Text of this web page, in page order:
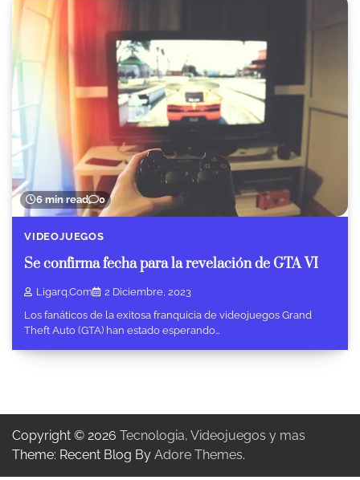
6 min read 0
VIDEOJUEGOS
Se confirma fecha para la revelación de GTA VI
Ligarq.com
2 Diciembre, 2023
Los fanáticos de la exitosa franquicia de videojuegos Grand
Theft Auto (GTA) han estado esperando…
Copyright © 2026 Tecnologia, Videojuegos y mas
Theme: Recent Blog By Adore Themes.